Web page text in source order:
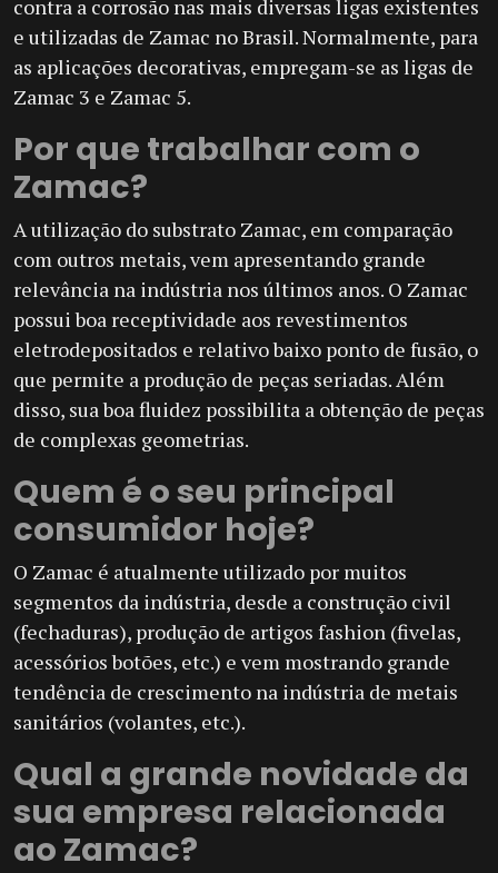
contra a corrosão nas mais diversas ligas existentes
e utilizadas de Zamac no Brasil. Normalmente, para
as aplicações decorativas, empregam-se as ligas de
Zamac 3 e Zamac 5.
Por que trabalhar com o
Zamac?
A utilização do substrato Zamac, em comparação
com outros metais, vem apresentando grande
relevância na indústria nos últimos anos. O Zamac
possui boa receptividade aos revestimentos
eletrodepositados e relativo baixo ponto de fusão, o
que permite a produção de peças seriadas. Além
disso, sua boa fluidez possibilita a obtenção de peças
de complexas geometrias.
Quem é o seu principal
consumidor hoje?
O Zamac é atualmente utilizado por muitos
segmentos da indústria, desde a construção civil
(fechaduras), produção de artigos fashion (fivelas,
acessórios botões, etc.) e vem mostrando grande
tendência de crescimento na indústria de metais
sanitários (volantes, etc.).
Qual a grande novidade da
sua empresa relacionada
ao Zamac?